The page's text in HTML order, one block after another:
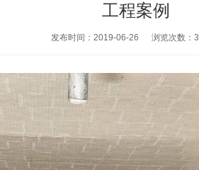
工程案例
发布时间：2019-06-26 浏览次数：